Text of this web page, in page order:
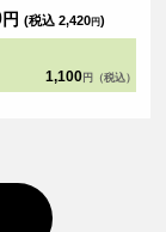
円 (税込 2,420円)
1,100 円（税込）